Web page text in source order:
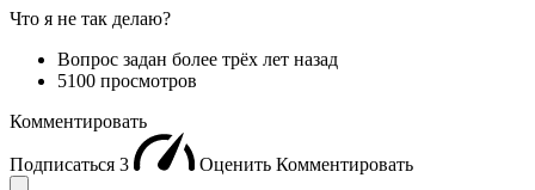
Что я не так делаю?
Вопрос задан более трёх лет назад
5100 просмотров
Комментировать
Подписаться 3 Оценить Комментировать